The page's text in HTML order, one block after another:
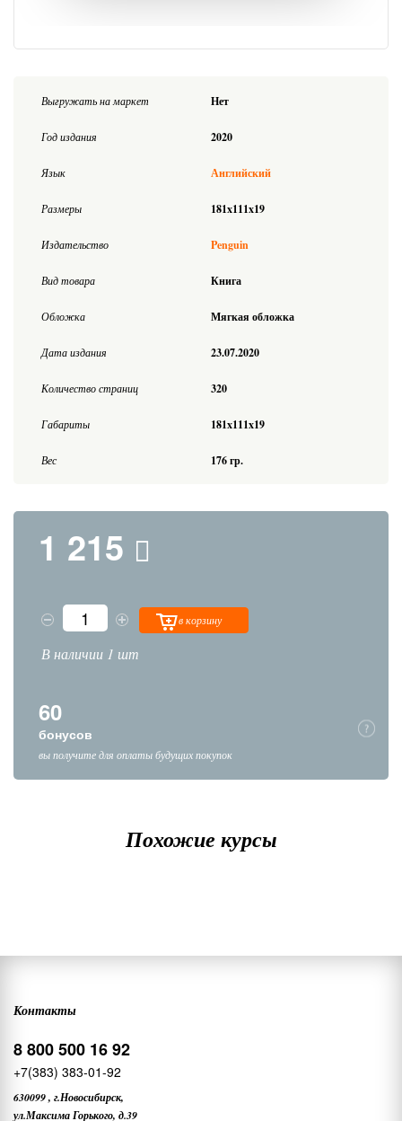
Выгружать на маркет Нет
Год издания 2020
Язык Английский
Размеры 181x111x19
Издательство Penguin
Вид товара Книга
Обложка Мягкая обложка
Дата издания 23.07.2020
Количество страниц 320
Габариты 181x111x19
Вес 176 гр.
1 215
в корзину
В наличии 1 шт
60
бонусов
вы получите для оплаты будущих покупок
Похожие курсы
Контакты
8 800 500 16 92
+7(383) 383-01-92
630099, г.Новосибирск,
ул.Максима Горького, д.39